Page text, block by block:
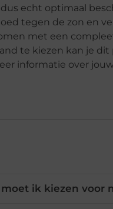
echt optimaal
tegen de zon en
met een
te kiezen kan je
informatie over
moet ik kiezen voor